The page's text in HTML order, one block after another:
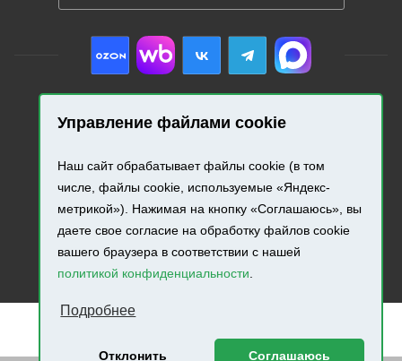
Управление файлами cookie
Наш сайт обрабатывает файлы cookie (в том
числе, файлы cookie, используемые «Яндекс-
метрикой»). Нажимая на кнопку «Соглашаюсь», вы
даете свое согласие на обработку файлов cookie
вашего браузера в соответствии с нашей
политикой конфиденциальности.
Подробнее
Отклонить Соглашаюсь
2026 © «Промресурс». Все права защищены.
Разработка и продвижение сайта.